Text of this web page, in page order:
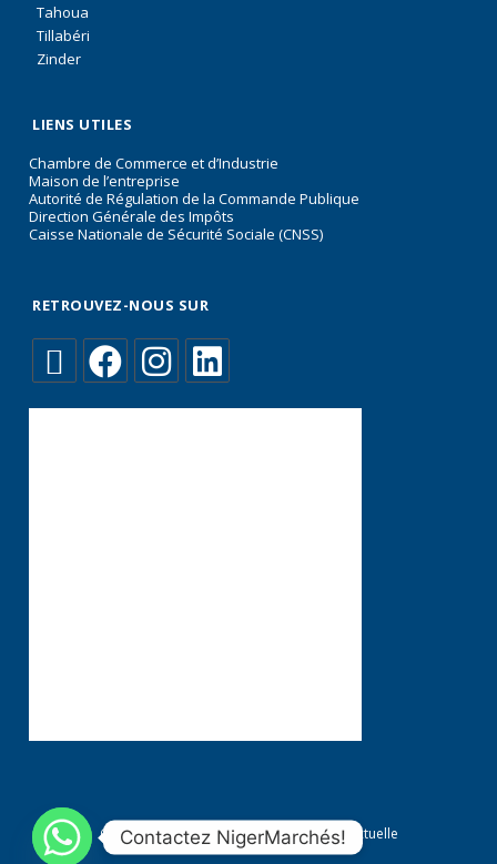
Tahoua
Tillabéri
Zinder
LIENS UTILES
Chambre de Commerce et d’Industrie
Maison de l’entreprise
Autorité de Régulation de la Commande Publique
Direction Générale des Impôts
Caisse Nationale de Sécurité Sociale (CNSS)
RETROUVEZ-NOUS SUR
Conditions générales Propriété Intellectuelle
Contactez NigerMarchés!